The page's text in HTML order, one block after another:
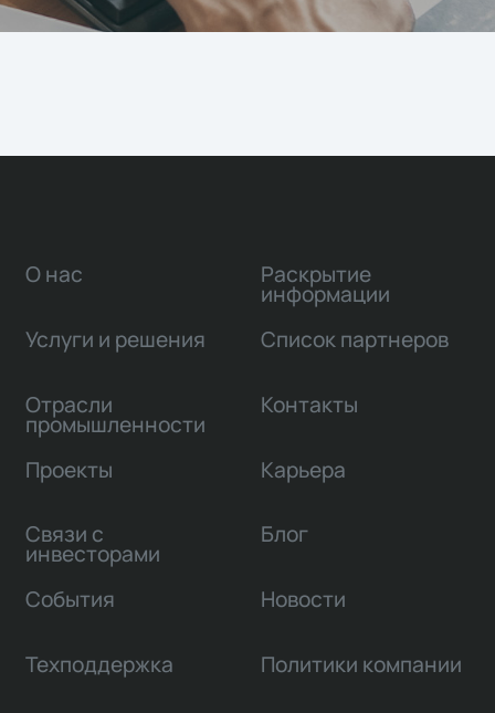
О нас
Услуги и решения
Отрасли
промышленности
Проекты
Связи с
инвесторами
Раскрытие
информации
Список партнеров
Контакты
Карьера
Блог
События Новости
Техподдержка Политики компании